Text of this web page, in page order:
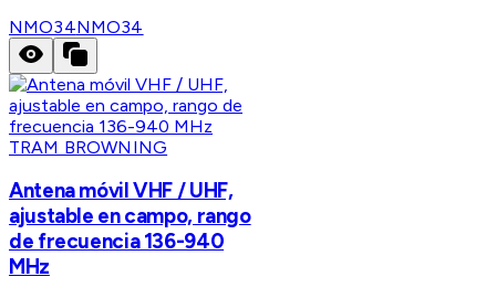
NMO34NMO34
TRAM BROWNING
Antena móvil VHF / UHF,
ajustable en campo, rango
de frecuencia 136-940
MHz